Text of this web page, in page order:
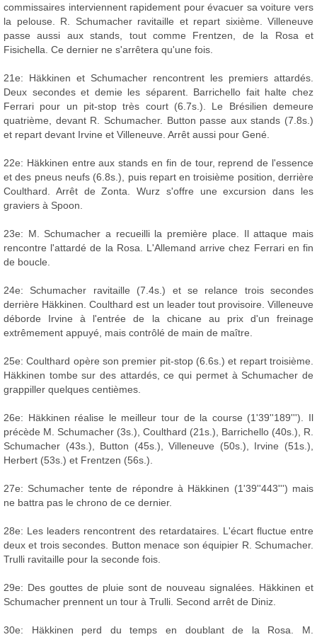
commissaires interviennent rapidement pour évacuer sa voiture vers
la pelouse. R. Schumacher ravitaille et repart sixième. Villeneuve
passe aussi aux stands, tout comme Frentzen, de la Rosa et
Fisichella. Ce dernier ne s'arrêtera qu'une fois.
21e: Häkkinen et Schumacher rencontrent les premiers attardés.
Deux secondes et demie les séparent. Barrichello fait halte chez
Ferrari pour un pit-stop très court (6.7s.). Le Brésilien demeure
quatrième, devant R. Schumacher. Button passe aux stands (7.8s.)
et repart devant Irvine et Villeneuve. Arrêt aussi pour Gené.
22e: Häkkinen entre aux stands en fin de tour, reprend de l'essence
et des pneus neufs (6.8s.), puis repart en troisième position, derrière
Coulthard. Arrêt de Zonta. Wurz s'offre une excursion dans les
graviers à Spoon.
23e: M. Schumacher a recueilli la première place. Il attaque mais
rencontre l'attardé de la Rosa. L'Allemand arrive chez Ferrari en fin
de boucle.
24e: Schumacher ravitaille (7.4s.) et se relance trois secondes
derrière Häkkinen. Coulthard est un leader tout provisoire. Villeneuve
déborde Irvine à l'entrée de la chicane au prix d'un freinage
extrêmement appuyé, mais contrôlé de main de maître.
25e: Coulthard opère son premier pit-stop (6.6s.) et repart troisième.
Häkkinen tombe sur des attardés, ce qui permet à Schumacher de
grappiller quelques centièmes.
26e: Häkkinen réalise le meilleur tour de la course (1'39''189'''). Il
précède M. Schumacher (3s.), Coulthard (21s.), Barrichello (40s.), R.
Schumacher (43s.), Button (45s.), Villeneuve (50s.), Irvine (51s.),
Herbert (53s.) et Frentzen (56s.).
27e: Schumacher tente de répondre à Häkkinen (1'39''443''') mais
ne battra pas le chrono de ce dernier.
28e: Les leaders rencontrent des retardataires. L'écart fluctue entre
deux et trois secondes. Button menace son équipier R. Schumacher.
Trulli ravitaille pour la seconde fois.
29e: Des gouttes de pluie sont de nouveau signalées. Häkkinen et
Schumacher prennent un tour à Trulli. Second arrêt de Diniz.
30e: Häkkinen perd du temps en doublant de la Rosa. M.